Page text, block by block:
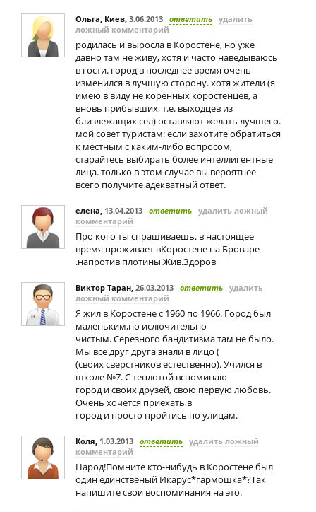
Ольга, Киев, 3.06.2013 ответить удалить
ложный комментарий
родилась и выросла в Коростене, но уже
давно там не живу, хотя и часто наведываюсь
в гости. город в последнее время очень
изменился в лучшую сторону. хотя жители (я
имею в виду не коренных коростенцев, а
вновь прибывших, т.е. выходцев из
близлежащих сел) оставляют желать лучшего.
мой совет туристам: если захотите обратиться
к местным с каким-либо вопросом,
старайтесь выбирать более интеллигентные
лица. только в этом случае вы вероятнее
всего получите адекватный ответ.
елена, 13.04.2013 ответить удалить ложный
комментарий
Про кого ты спрашиваешь. в настоящее
время проживает вКоростене на Броваре
.напротив плотины.Жив.Здоров
Виктор Таран, 26.03.2013 ответить удалить
ложный комментарий
Я жил в Коростене с 1960 по 1966. Город был
маленьким,но ислючительно
чистым. Серезного бандитизма там не было.
Мы все друг друга знали в лицо (
(своих сверстников естественно). Учился в
школе №7. С теплотой вспоминаю
город и своих друзей, свою первую любовь.
Очень хочется приехать в
город и просто пройтись по улицам.
Коля, 1.03.2013 ответить удалить ложный
комментарий
Народ!Помните кто-нибудь в Коростене был
один единственый Икарус*гармошка*?Так
напишите свои воспоминания на это.